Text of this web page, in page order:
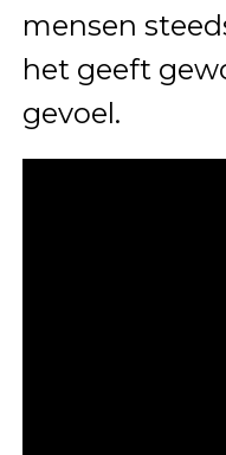
mensen
het geeft
gevoel.